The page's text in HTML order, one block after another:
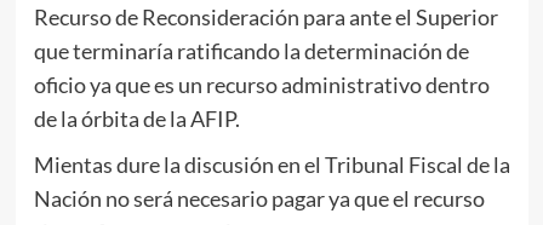
Recurso de Reconsideración para ante el Superior
que terminaría ratificando la determinación de
oficio ya que es un recurso administrativo dentro
de la órbita de la AFIP.
Mientas dure la discusión en el Tribunal Fiscal de la
Nación no será necesario pagar ya que el recurso